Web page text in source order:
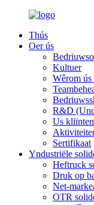
Thús
Oer ús
Kultuer
Wêrom ús
R&D
Us
Sertifikaat
Yndustriële
Heftruck
Druk op
Net-
OTR